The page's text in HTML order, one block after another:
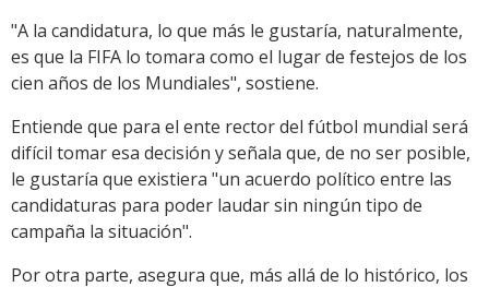
"A la candidatura, lo que más le gustaría, naturalmente,
es que la FIFA lo tomara como el lugar de festejos de los
cien años de los Mundiales", sostiene.
Entiende que para el ente rector del fútbol mundial será
difícil tomar esa decisión y señala que, de no ser posible,
le gustaría que existiera "un acuerdo político entre las
candidaturas para poder laudar sin ningún tipo de
campaña la situación".
Por otra parte, asegura que, más allá de lo histórico, los